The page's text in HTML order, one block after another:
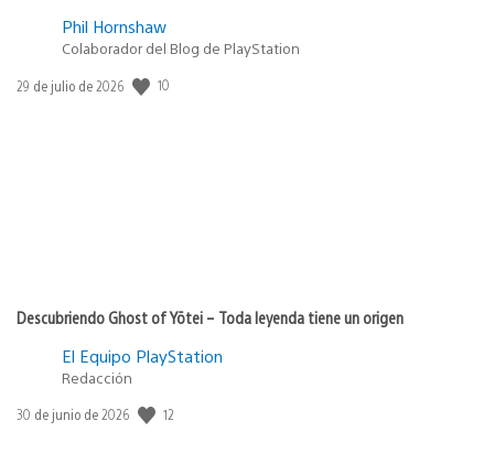
Phil Hornshaw
Colaborador del Blog de PlayStation
Fecha
29 de julio de 2026 10
Descubriendo Ghost of Yōtei – Toda leyenda tiene un origen
El Equipo PlayStation
Redacción
Fecha
30 de junio de 2026 12